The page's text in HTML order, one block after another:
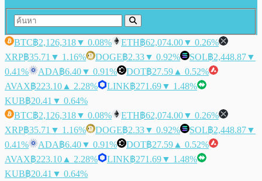
BTC฿2,126,318▼ 0.08% ETH฿62,074.00▼ 0.26%
XRP฿35.71 ▼ 1.16% DOGE฿2.33▼ 0.92% SOL฿2,448.87▼
0.41%
ADA฿6.40▼ 0.91% DOT฿27.59 ▲ 0.52%
AVAX฿223.10 ▲ 2.28% LINK฿271.69▼ 1.48%
KUB฿20.41 ▼ 0.64%
BTC฿2,126,318▼ 0.08% ETH฿62,074.00▼ 0.26%
XRP฿35.71 ▼ 1.16% DOGE฿2.33▼ 0.92% SOL฿2,448.87▼
0.41%
ADA฿6.40▼ 0.91% DOT฿27.59 ▲ 0.52%
AVAX฿223.10 ▲ 2.28% LINK฿271.69▼ 1.48%
KUB฿20.41 ▼ 0.64%